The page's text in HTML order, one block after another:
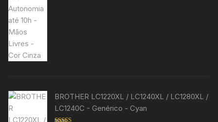
BROTHER LC1220XL / LC1240XL / LC1280XL /
LC1240C - Genérico - Cyan